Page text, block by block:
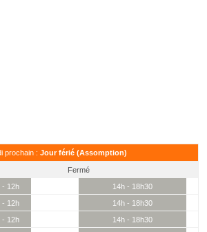
prochain : Jour férié (Assomption)
Fermé
- 12h
14h - 18h30
- 12h
14h - 18h30
- 12h
14h - 18h30